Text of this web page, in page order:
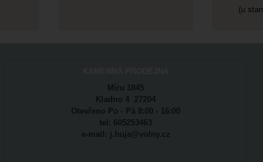
(u
Míru 1845
Kladno 4 27204
Otevřeno Po - Pá 8:00 - 16:00
tel: 605253463
e-mail: j.huja@volny.cz